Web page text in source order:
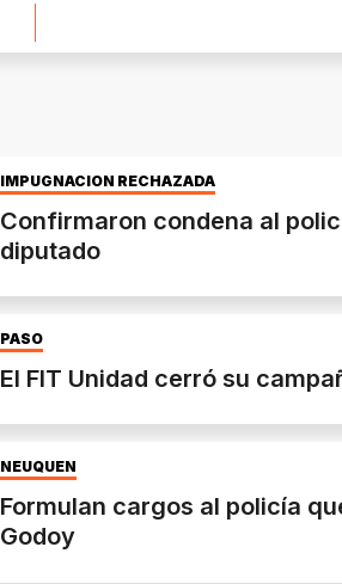
IMPUGNACIÓN RECHAZADA
Confirmaron condena al
diputado
PASO
El FIT Unidad cerró su
NEUQUÉN
Formulan cargos al policía
Godoy